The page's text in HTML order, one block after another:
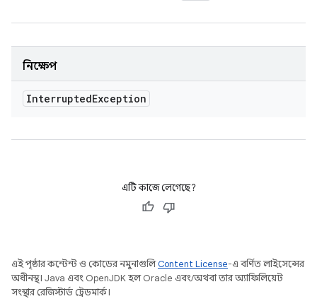
নিক্ষেপ
InterruptedException
এটি কাজে লেগেছে?
এই পৃষ্ঠার কন্টেন্ট ও কোডের নমুনাগুলিContent License-এ বর্ণিত লাইসেন্সের
অধীনস্থ। Java এবং OpenJDK হল Oracle এবং/অথবা তার অ্যাফিলিয়েট
সংস্থার রেজিস্টার্ড ট্রেডমার্ক।